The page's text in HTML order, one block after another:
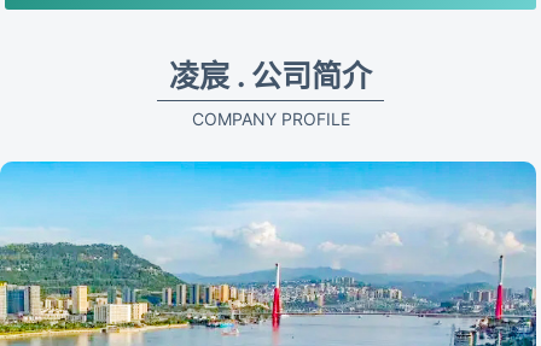
凌宸 . 公司简介
COMPANY PROFILE